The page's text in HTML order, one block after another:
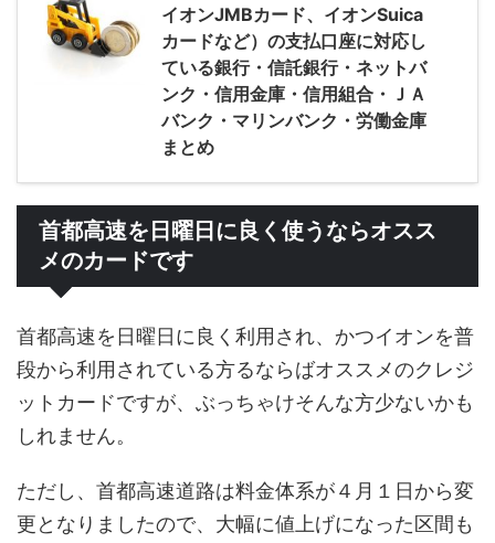
イオンJMBカード、イオンSuica
カードなど）の支払口座に対応し
ている銀行・信託銀行・ネットバ
ンク・信用金庫・信用組合・ＪＡ
バンク・マリンバンク・労働金庫
まとめ
首都高速を日曜日に良く使うならオスス
メのカードです
首都高速を日曜日に良く利用され、かつイオンを普
段から利用されている方るならばオススメのクレジ
ットカードですが、ぶっちゃけそんな方少ないかも
しれません。
ただし、首都高速道路は料金体系が４月１日から変
更となりましたので、大幅に値上げになった区間も